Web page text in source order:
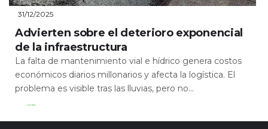
31/12/2025
Advierten sobre el deterioro exponencial
de la infraestructura
La falta de mantenimiento vial e hídrico genera costos
económicos diarios millonarios y afecta la logística. El
problema es visible tras las lluvias, pero no...
Leer Más